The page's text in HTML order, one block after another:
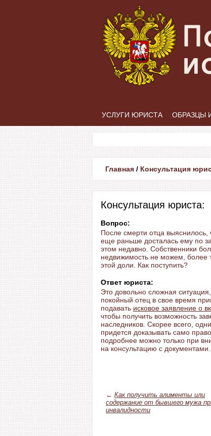
УСЛУГИ ЮРИСТА ОБРАЗЦЫ
Главная / Консультация
Консультация юриста:
Вопрос:
После смерти отца выяснилось,
еще раньше досталась ему по
этом недавно. Собственники
недвижимость не можем, более
этой доли. Как поступить?
Ответ юриста:
Это довольно сложная
покойный отец в свое время
подавать исковое заявление о
чтобы получить возможность
наследников. Скорее всего,
придется доказывать само
подробнее можно только при
на консультацию с документами.
← Как получить алименты или
содержание от бывшего мужа
инвалидности